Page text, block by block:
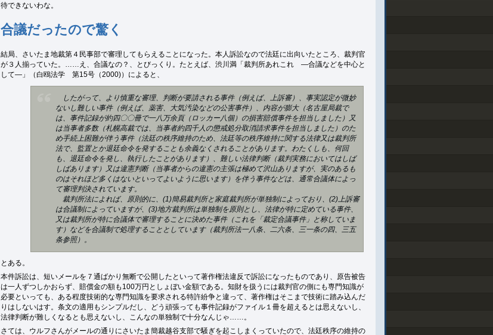
待できないわな。
合議だったので驚く
結局、さいたま地裁第４民事部で審理してもらえることになった。本人訴訟なので法廷に出向いたところ、裁判官
が３人揃っていた。……え、合議なの？、とびっくり。たとえば、渋川満「裁判所あれこれ —合議などを中心と
して—」（白鴎法学 第15号（2000)）によると、
したがって、より慎重な審理、判断が要請される事件（例えば、上訴審）、事実認定が微妙
ないし難しい事件（例えば、薬害、大気汚染などの公害事件）、内容が膨大（名古屋局裁で
は、事件記録が約四〇〇冊で一八万余頁（ロッカー八個）の損害賠償事件を担当しました）又
は当事者多数（札幌高裁では、当事者約四千人の懲戒処分取消請求事件を担当しました）のた
め手続上困難が伴う事件（法廷の秩序維持のため、法廷等の秩序維持に関する法律又は裁判所
法で、監置とか退廷命令を発することも余義なくされることがあります。わたくしも、何回
も、退廷命令を発し、執行したことがあります）、難しい法律判断（裁判実務においてはしば
しばあります）又は違憲判断（当事者からの違憲の主張は極めて沢山ありますが、実のあるも
のはそれほど多くはないといってよいように思います）を伴う事件などは、通常合議体によっ
て審理判決されています。
裁判所法によれば、原則的に、(1)簡易裁判所と家庭裁判所が単独制によっており、(2)上訴審
は合議制によっていますが、(3)地方裁判所は単独制を原則とし、法律が特に定めている事件、
又は裁判所が特に合議体で審理することに決めた事件（これを「裁定合議事件」と称していま
す）などを合議制で処理することとしています（裁判所法一八条、二六条、三一条の四、三五
条参照）。
とある。
本件訴訟は、短いメールを７通ばかり無断で公開したといって著作権法違反で訴訟になったものであり、原告被告
は一人ずつしかおらず、賠償金の額も100万円としょぼい金額である。知財を扱うには裁判官の側にも専門知識が
必要といっても、ある程度技術的な専門知識を要求される特許紛争と違って、著作権はそこまで技術に踏み込んだ
りはしないはす。条文の適用もシンプルだし、どう頑張っても事件記録がファイル１冊を超えるとは思えないし、
法律判断が難しくなるとも思えないし、こんなの単独制で十分なんじゃ……。
さては、ウルフさんがメールの通りにさいたま簡裁越谷支部で騒ぎを起こしまくっていたので、法廷秩序の維持の